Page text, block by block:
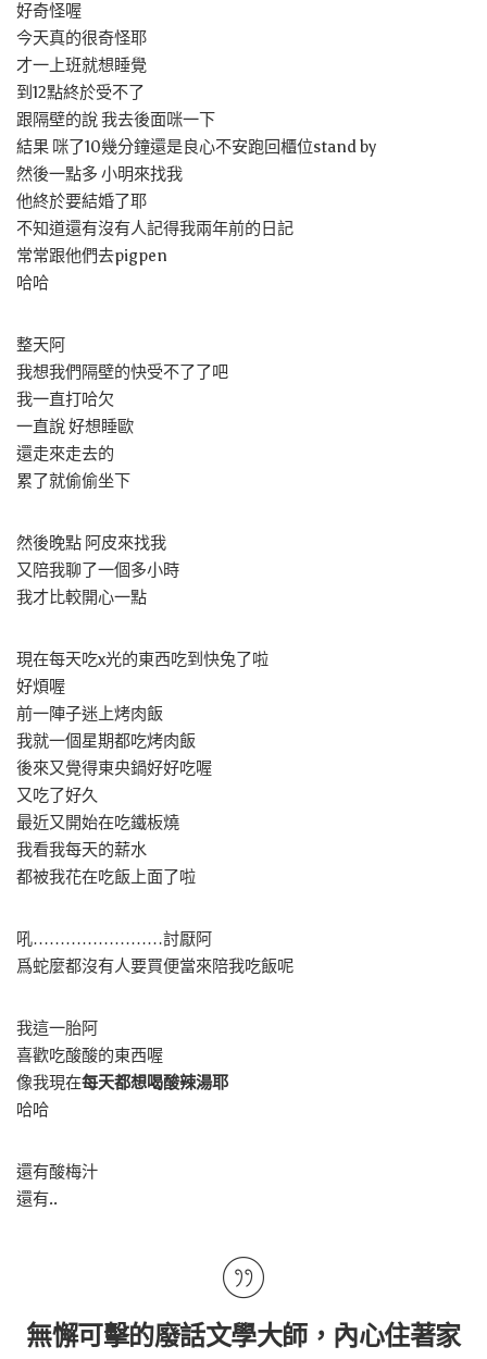
好奇怪喔
今天真的很奇怪耶
才一上班就想睡覺
到12點終於受不了
跟隔壁的說 我去後面咪一下
結果 咪了10幾分鐘還是良心不安跑回櫃位stand by
然後一點多 小明來找我
他終於要結婚了耶
不知道還有沒有人記得我兩年前的日記
常常跟他們去pigpen
哈哈
整天阿
我想我們隔壁的快受不了了吧
我一直打哈欠
一直說 好想睡歐
還走來走去的
累了就偷偷坐下
然後晚點 阿皮來找我
又陪我聊了一個多小時
我才比較開心一點
現在每天吃x光的東西吃到快兔了啦
好煩喔
前一陣子迷上烤肉飯
我就一個星期都吃烤肉飯
後來又覺得東央鍋好好吃喔
又吃了好久
最近又開始在吃鐵板燒
我看我每天的薪水
都被我花在吃飯上面了啦
吼……………………討厭阿
爲蛇麼都沒有人要買便當來陪我吃飯呢
我這一胎阿
喜歡吃酸酸的東西喔
像我現在每天都想喝酸辣湯耶
哈哈
還有酸梅汁
還有..
無懈可擊的廢話文學大師，內心住著家